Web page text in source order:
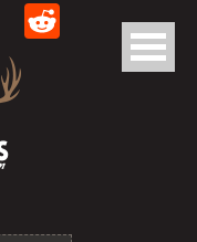
TwitterReddit